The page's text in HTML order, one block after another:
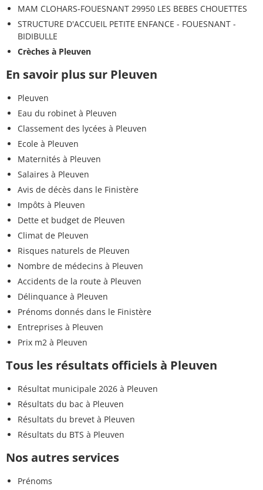
MAM CLOHARS-FOUESNANT 29950 LES BEBES CHOUETTES
STRUCTURE D'ACCUEIL PETITE ENFANCE - FOUESNANT -
BIDIBULLE
Crèches à Pleuven
En savoir plus sur Pleuven
Pleuven
Eau du robinet à Pleuven
Classement des lycées à Pleuven
Ecole à Pleuven
Maternités à Pleuven
Salaires à Pleuven
Avis de décès dans le Finistère
Impôts à Pleuven
Dette et budget de Pleuven
Climat de Pleuven
Risques naturels de Pleuven
Nombre de médecins à Pleuven
Accidents de la route à Pleuven
Délinquance à Pleuven
Prénoms donnés dans le Finistère
Entreprises à Pleuven
Prix m2 à Pleuven
Tous les résultats officiels à Pleuven
Résultat municipale 2026 à Pleuven
Résultats du bac à Pleuven
Résultats du brevet à Pleuven
Résultats du BTS à Pleuven
Nos autres services
Prénoms